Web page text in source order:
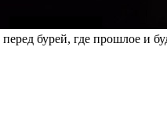
бурей, где прошлое и